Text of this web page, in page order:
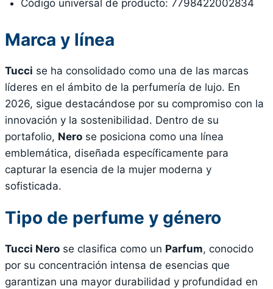
Código universal de producto: 7798422002834
Marca y línea
Tucci se ha consolidado como una de las marcas
líderes en el ámbito de la perfumería de lujo. En
2026, sigue destacándose por su compromiso con la
innovación y la sostenibilidad. Dentro de su
portafolio, Nero se posiciona como una línea
emblemática, diseñada específicamente para
capturar la esencia de la mujer moderna y
sofisticada.
Tipo de perfume y género
Tucci Nero se clasifica como un Parfum, conocido
por su concentración intensa de esencias que
garantizan una mayor durabilidad y profundidad en